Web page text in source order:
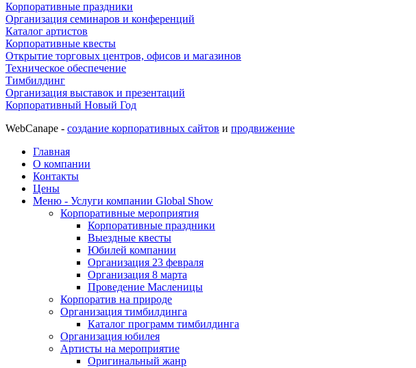
Корпоративные праздники
Организация семинаров и конференций
Каталог артистов
Корпоративные квесты
Открытие торговых центров, офисов и магазинов
Техническое обеспечение
Тимбилдинг
Организация выставок и презентаций
Корпоративный Новый Год
WebCanape - создание корпоративных сайтов и продвижение
Главная
О компании
Контакты
Цены
Меню - Услуги компании Global Show
Корпоративные мероприятия
Корпоративные праздники
Выездные квесты
Юбилей компании
Организация 23 февраля
Организация 8 марта
Проведение Масленицы
Корпоратив на природе
Организация тимбилдинга
Каталог программ тимбилдинга
Организация юбилея
Артисты на мероприятие
Оригинальный жанр